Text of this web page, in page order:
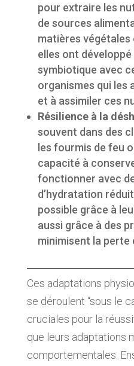
pour extraire les
de sources
matières végétales
elles ont
symbiotique avec
organismes qui les
et à assimiler ces
Résilience à la
souvent dans des
les fourmis de feu
capacité à
fonctionner avec
d’hydratation
possible grâce à
aussi grâce à des
minimisent la perte
Ces adaptations
se déroulent “sous le
cruciales pour la
que leurs adaptations
comportementales.